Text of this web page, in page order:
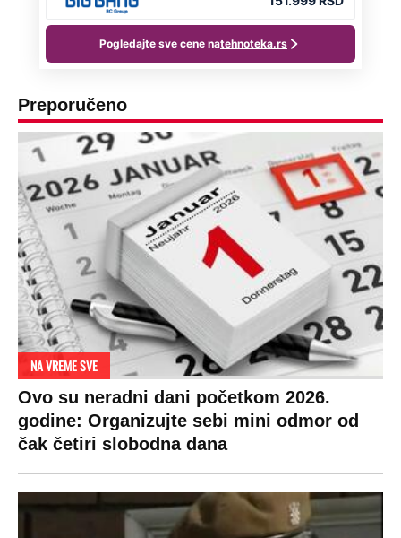
Preporučeno
NA VREME SVE
Ovo su neradni dani početkom 2026.
godine: Organizujte sebi mini odmor od
čak četiri slobodna dana